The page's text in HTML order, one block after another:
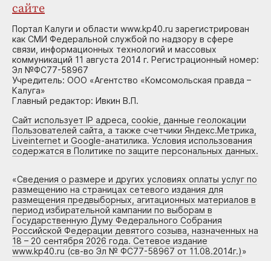
сайте
Портал Калуги и области www.kp40.ru зарегистрирован
как СМИ Федеральной службой по надзору в сфере
связи, информационных технологий и массовых
коммуникаций 11 августа 2014 г. Регистрационный номер:
Эл №ФС77-58967
Учредитель: ООО «Агентство «Комсомольская правда –
Калуга»
Главный редактор: Ивкин В.П.
Сайт использует IP адреса, cookie, данные геолокации
Пользователей сайта, а также счетчики Яндекс.Метрика,
Liveinternet и Google-анатилика. Условия использования
содержатся в Политике по защите персональных данных.
«Сведения о размере и других условиях оплаты услуг по
размещению на страницах сетевого издания для
размещения предвыборных, агитационных материалов в
период избирательной кампании по выборам в
Государственную Думу Федерального Собрания
Российской Федерации девятого созыва, назначенных на
18 – 20 сентября 2026 года. Сетевое издание
www.kp40.ru (св-во Эл № ФС77-58967 от 11.08.2014г.)»